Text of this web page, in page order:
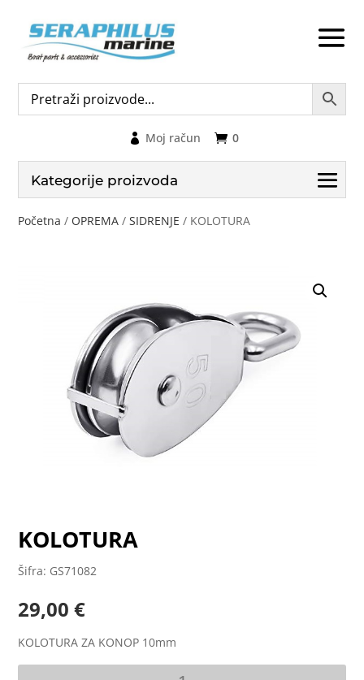
0
Moj račun
Kategorije proizvoda
Početna / OPREMA /SIDRENJE / KOLOTURA
KOLOTURA
Šifra: GS71082
29,00€
KOLOTURA ZA KONOP 10mm